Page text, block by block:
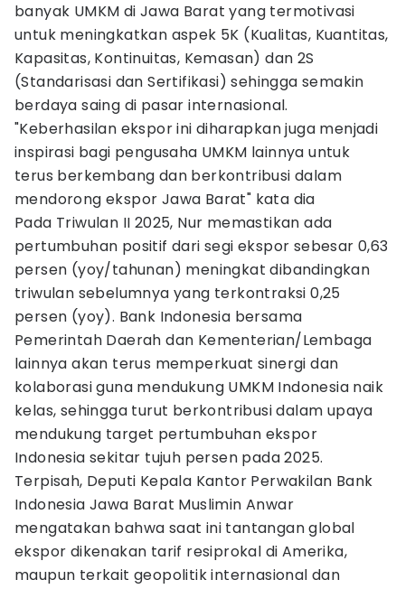
banyak UMKM di Jawa Barat yang termotivasi
untuk meningkatkan aspek 5K (Kualitas, Kuantitas,
Kapasitas, Kontinuitas, Kemasan) dan 2S
(Standarisasi dan Sertifikasi) sehingga semakin
berdaya saing di pasar internasional.
"Keberhasilan ekspor ini diharapkan juga menjadi
inspirasi bagi pengusaha UMKM lainnya untuk
terus berkembang dan berkontribusi dalam
mendorong ekspor Jawa Barat" kata dia
Pada Triwulan II 2025, Nur memastikan ada
pertumbuhan positif dari segi ekspor sebesar 0,63
persen (yoy/tahunan) meningkat dibandingkan
triwulan sebelumnya yang terkontraksi 0,25
persen (yoy). Bank Indonesia bersama
Pemerintah Daerah dan Kementerian/Lembaga
lainnya akan terus memperkuat sinergi dan
kolaborasi guna mendukung UMKM Indonesia naik
kelas, sehingga turut berkontribusi dalam upaya
mendukung target pertumbuhan ekspor
Indonesia sekitar tujuh persen pada 2025.
Terpisah, Deputi Kepala Kantor Perwakilan Bank
Indonesia Jawa Barat Muslimin Anwar
mengatakan bahwa saat ini tantangan global
ekspor dikenakan tarif resiprokal di Amerika,
maupun terkait geopolitik internasional dan